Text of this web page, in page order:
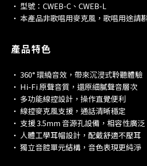
• 型號：CWEB-C、CWEB-L
• 本產品非歌唱用麥克風，歌唱用途請
產品特色
• 360° 環繞音效，帶來沉浸式聆聽體驗
• Hi-Fi 原聲音質，還原細膩聲音層次
• 多功能線控設計，操作直覺便利
• 線控麥克風支援，通話清晰穩定
• 支援 3.5mm 音源孔設備，相容性廣泛
• 人體工學耳帽設計，配戴舒適不壓耳
• 獨立音腔單元結構，音色表現更純淨